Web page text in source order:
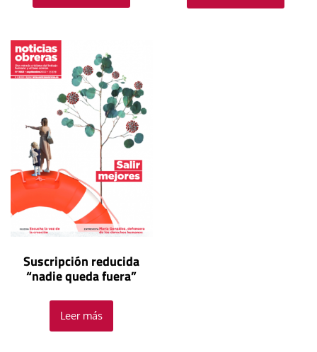
Suscripción reducida
“nadie queda fuera”
Leer más